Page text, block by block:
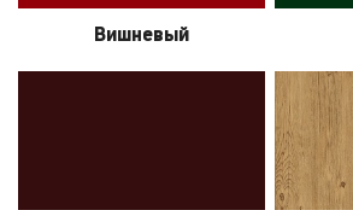
Вишневый